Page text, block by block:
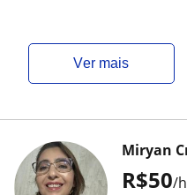
ver mais
R$50/h
Miryan